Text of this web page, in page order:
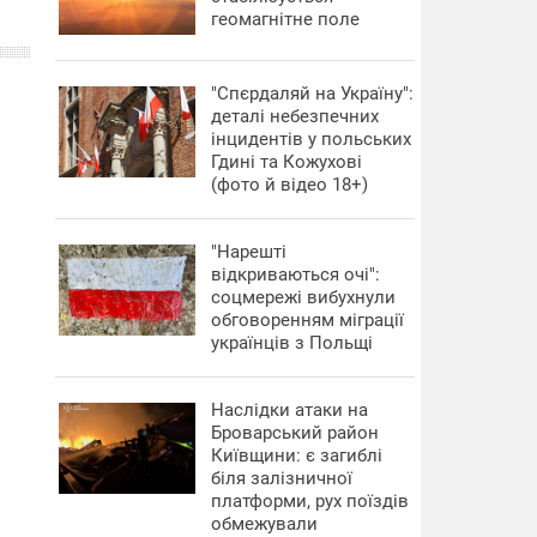
геомагнітне поле
"Спєрдаляй на Україну":
деталі небезпечних
інцидентів у польських
Гдині та Кожухові
(фото й відео 18+)
"Нарешті
відкриваються очі":
соцмережі вибухнули
обговоренням міграції
українців з Польщі
Наслідки атаки на
Броварський район
Київщини: є загиблі
біля залізничної
платформи, рух поїздів
обмежували